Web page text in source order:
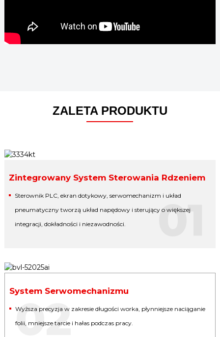
ZALETA PRODUKTU
Zintegrowany System Sterowania Rdzeniem
Sterownik PLC, ekran dotykowy, serwomechanizm i układ
pneumatyczny tworzą układ napędowy i sterujący o większej
integracji, dokładności i niezawodności.
01
System Serwomechanizmu
Wyższa precyzja w zakresie długości worka, płynniejsze naciąganie
folii, mniejsze tarcie i hałas podczas pracy.
02